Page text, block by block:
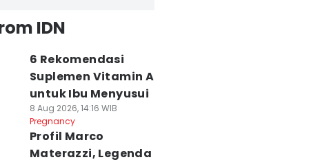
Berawan 24–31°C
20–25°C
23–30°C
IDN
6 Rekomendasi
Suplemen Vitamin A
untuk Ibu Menyusui
8 Aug 2026, 14:16 WIB
Pregnancy
Profil Marco
Materazzi, Legenda